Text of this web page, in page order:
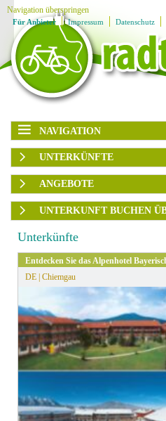
Navigation überspringen
Für Anbieter Impressum Datenschutz
NAVIGATION
Navigation überspringen
Karte
Ausflugsziele
Unterkünfte
Ladestationen
Angebote
Ausflugsplaner
Service
UNTERKÜNFTE
Region
Rubrik
Ausflugsziele
Familien
Genuss
Kultur
Radfahren
Wassersport
» Alle Filter zurücksetzen
ANGEBOTE
Region
sortieren
» Alle Filter zurücksetzen
UNTERKUNFT BUCHEN
BOOKING.com
HRS ▶
Unterkünfte
Entdecken Sie das Alpenhotel
DE | Chiemgau